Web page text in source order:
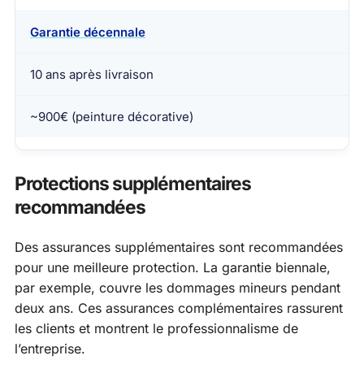
Garantie décennale
10 ans après livraison
~900€ (peinture décorative)
Protections supplémentaires
recommandées
Des assurances supplémentaires sont recommandées
pour une meilleure protection. La garantie biennale,
par exemple, couvre les dommages mineurs pendant
deux ans. Ces assurances complémentaires rassurent
les clients et montrent le professionnalisme de
l’entreprise.